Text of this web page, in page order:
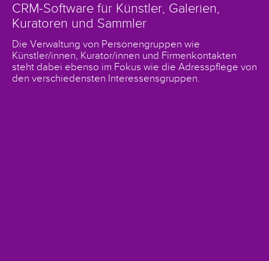
CRM-Software für Künstler, Galerien,
Kuratoren und Sammler
Die Verwaltung von Personengruppen wie
Künstler/innen, Kurator/innen und Firmenkontakten
steht dabei ebenso im Fokus wie die Adresspflege von
den verschiedensten Interessensgruppen.